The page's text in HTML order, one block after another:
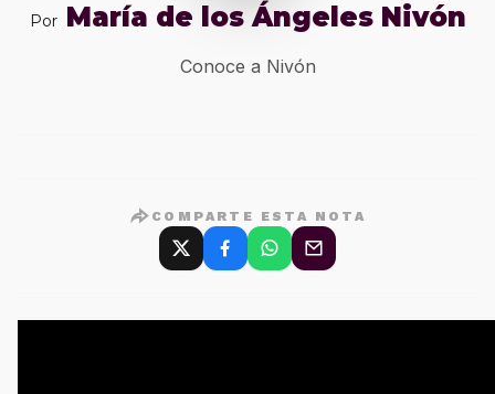
Por María de los Ángeles Nivón
Conoce a Nivón
COMPARTE ESTA NOTA